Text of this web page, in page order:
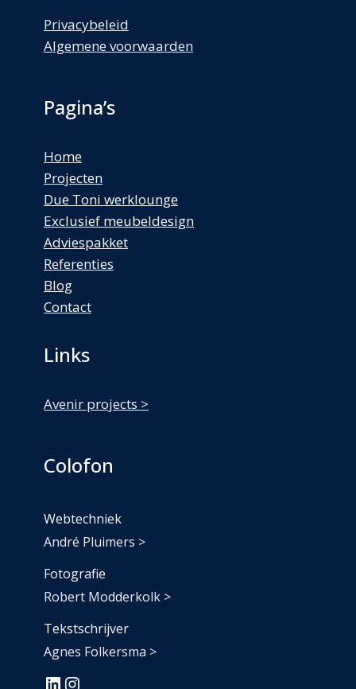
Privacybeleid
Algemene voorwaarden
Pagina’s
Home
Projecten
Due Toni werklounge
Exclusief meubeldesign
Adviespakket
Referenties
Blog
Contact
Links
Avenir projects >
Colofon
Webtechniek
André Pluimers >
Fotografie
Robert Modderkolk >
Tekstschrijver
Agnes Folkersma >
# #